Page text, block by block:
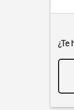
¿Te